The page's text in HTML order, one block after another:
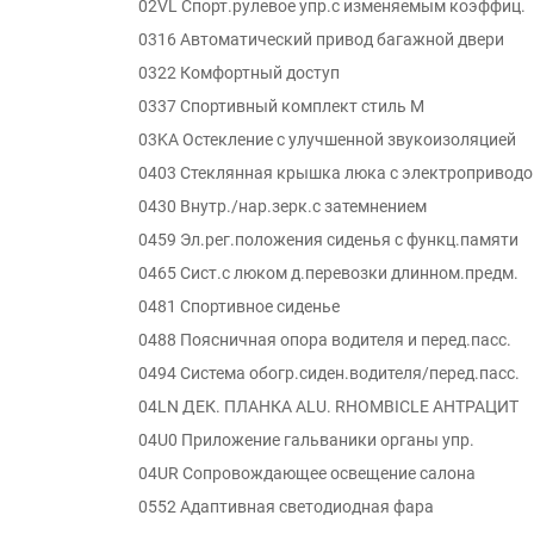
02VL Спорт.рулевое упр.с изменяемым коэффиц.
0316 Автоматический привод багажной двери
0322 Комфортный доступ
0337 Спортивный комплект стиль M
03KA Остекление с улучшенной звукоизоляцией
0403 Стеклянная крышка люка с
0430 Внутр./нар.зерк.с затемнением
0459 Эл.рег.положения сиденья с функц.памяти
0465 Сист.с люком д.перевозки длинном.предм.
0481 Спортивное сиденье
0488 Поясничная опора водителя и перед.пасс.
0494 Система обогр.сиден.водителя/перед.пасс.
04LN ДЕК. ПЛАНКА ALU. RHOMBICLE АНТРАЦИТ
04U0 Приложение гальваники органы упр.
04UR Сопровождающее освещение салона
0552 Адаптивная светодиодная фара